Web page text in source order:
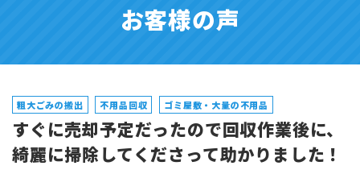
お客様の声
粗大ごみの搬出 不用品回収 ゴミ屋敷・大量の不用品
すぐに売却予定だったので回収作業後に、
綺麗に掃除してくださって助かりました！